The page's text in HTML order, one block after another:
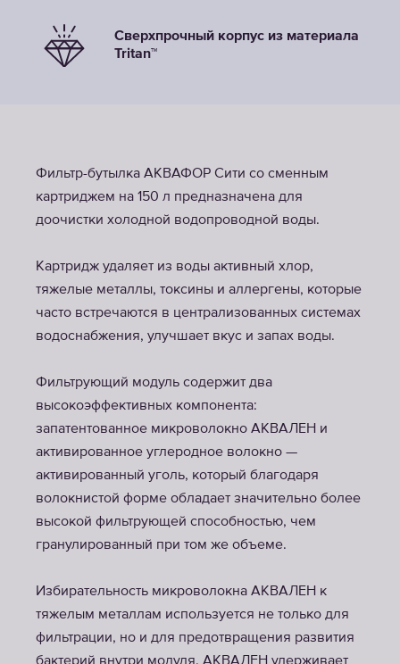
Сверхпрочный корпус из материала
Tritan™
Фильтр-бутылка АКВАФОР Сити со сменным
картриджем на 150 л предназначена для
доочистки холодной водопроводной воды.
Картридж удаляет из воды активный хлор,
тяжелые металлы, токсины и аллергены, которые
часто встречаются в централизованных системах
водоснабжения, улучшает вкус и запах воды.
Фильтрующий модуль содержит два
высокоэффективных компонента:
запатентованное микроволокно АКВАЛЕН и
активированное углеродное волокно —
активированный уголь, который благодаря
волокнистой форме обладает значительно более
высокой фильтрующей способностью, чем
гранулированный при том же объеме.
Избирательность микроволокна АКВАЛЕН к
тяжелым металлам используется не только для
фильтрации, но и для предотвращения развития